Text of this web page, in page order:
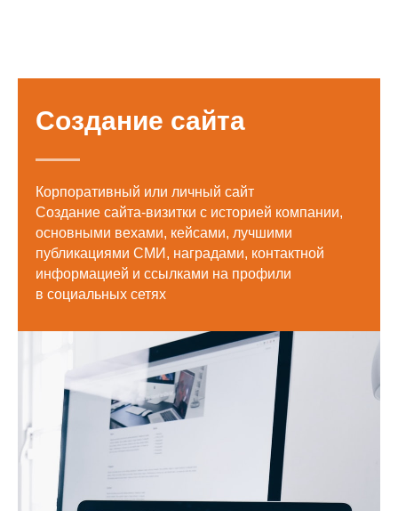
Создание сайта
Корпоративный или личный сайт
Создание сайта-визитки с историей компании,
основными вехами, кейсами, лучшими
публикациями СМИ, наградами, контактной
информацией и ссылками на профили
в социальных сетях